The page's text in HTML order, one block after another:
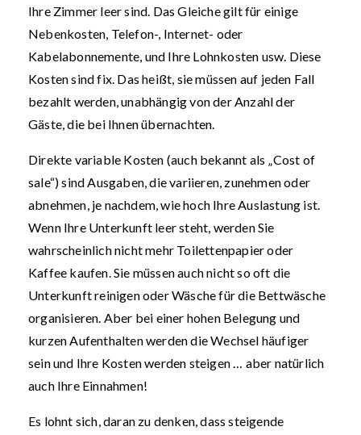
Ihre Zimmer leer sind. Das Gleiche gilt für einige
Nebenkosten, Telefon-, Internet- oder
Kabelabonnemente, und Ihre Lohnkosten usw. Diese
Kosten sind fix. Das heißt, sie müssen auf jeden Fall
bezahlt werden, unabhängig von der Anzahl der
Gäste, die bei Ihnen übernachten.
Direkte variable Kosten (auch bekannt als „Cost of
sale“) sind Ausgaben, die variieren, zunehmen oder
abnehmen, je nachdem, wie hoch Ihre Auslastung ist.
Wenn Ihre Unterkunft leer steht, werden Sie
wahrscheinlich nicht mehr Toilettenpapier oder
Kaffee kaufen. Sie müssen auch nicht so oft die
Unterkunft reinigen oder Wäsche für die Bettwäsche
organisieren. Aber bei einer hohen Belegung und
kurzen Aufenthalten werden die Wechsel häufiger
sein und Ihre Kosten werden steigen … aber natürlich
auch Ihre Einnahmen!
Es lohnt sich, daran zu denken, dass steigende